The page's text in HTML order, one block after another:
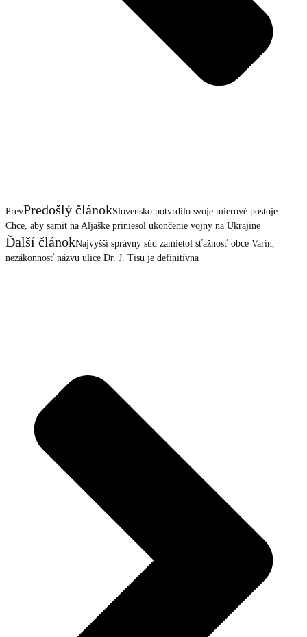
PrevPredošlý článokSlovensko potvrdilo svoje mierové postoje.
Chce, aby samit na Aljaške priniesol ukončenie vojny na Ukrajine
Ďalší článokNajvyšší správny súd zamietol sťažnosť obce Varín,
nezákonnosť názvu ulice Dr. J. Tisu je definitívna